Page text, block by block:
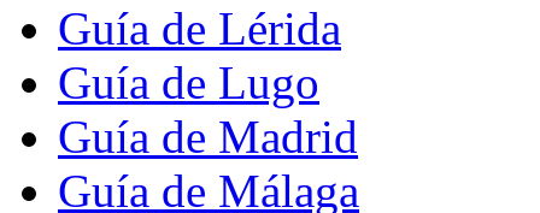
Guía de Lérida
Guía de Lugo
Guía de Madrid
Guía de Málaga